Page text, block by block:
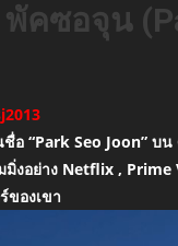
คซอจุน
อ “Park Seo Joon” บน
งอย่าง Netflix , Prime
ของเขา